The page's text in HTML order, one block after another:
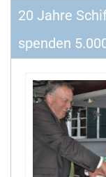
20 Jahre
spenden